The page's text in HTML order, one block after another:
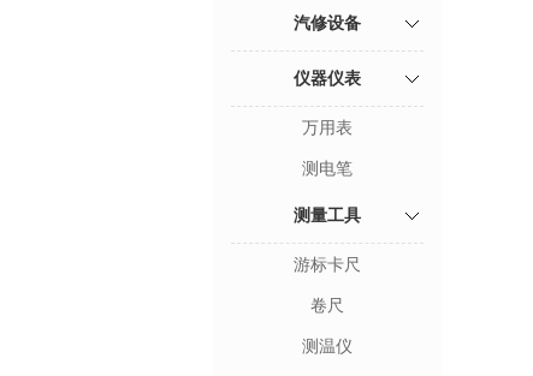
汽修设备
仪器仪表
万用表
测电笔
测量工具
游标卡尺
卷尺
测温仪